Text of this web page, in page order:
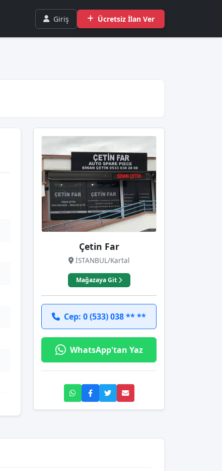
Giriş Ücretsiz İlan Ver
Çetin Far
İSTANBUL/Kartal
Mağazaya Git
Cep: 0 (533) 038 ** **
WhatsApp'tan Yaz